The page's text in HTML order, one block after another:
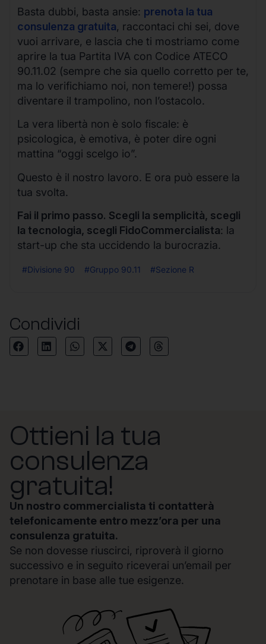
Basta dubbi, basta ansie: prenota la tua
consulenza gratuita, raccontaci chi sei, dove
vuoi arrivare, e lascia che ti mostriamo come
aprire la tua Partita IVA con Codice ATECO
90.11.02 (sempre che sia quello corretto per te,
ma lo verifichiamo noi, non temere!) possa
diventare il trampolino, non l’ostacolo.
La vera libertà non è solo fiscale: è
psicologica, è emotiva, è poter dire ogni
mattina “oggi scelgo io”.
Questo è il nostro lavoro. E ora può essere la
tua svolta.
Fai il primo passo. Scegli la semplicità, scegli
la tecnologia, scegli FidoCommercialista: la
start-up che sta uccidendo la burocrazia.
#Divisione 90 #Gruppo 90.11 #Sezione R
Condividi
Ottieni la tua
consulenza
gratuita!
Un nostro commercialista ti contatterà
telefonicamente entro mezz’ora per una
consulenza gratuita.
Se non dovesse riuscirci, riproverà il giorno
successivo e in seguito riceverai un’email per
prenotare in base alle tue esigenze.